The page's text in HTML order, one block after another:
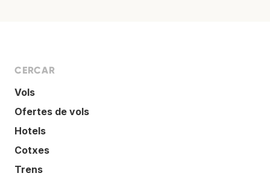
CERCAR
Vols
Ofertes de vols
Hotels
Cotxes
Trens